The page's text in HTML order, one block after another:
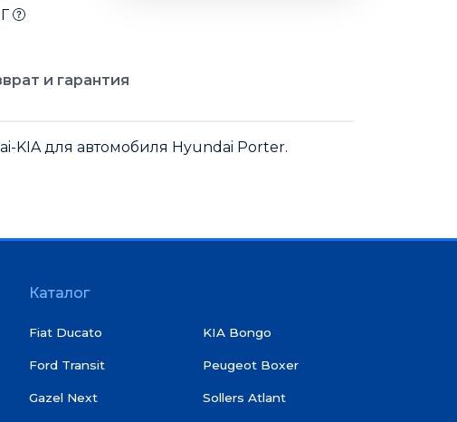
и гарантия
KIA для автомобиля Hyundai Porter.
Каталог
Fiat Ducato
Ford Transit
Gazel Next
KIA Bongo
Peugeot Boxer
Sollers Atlant